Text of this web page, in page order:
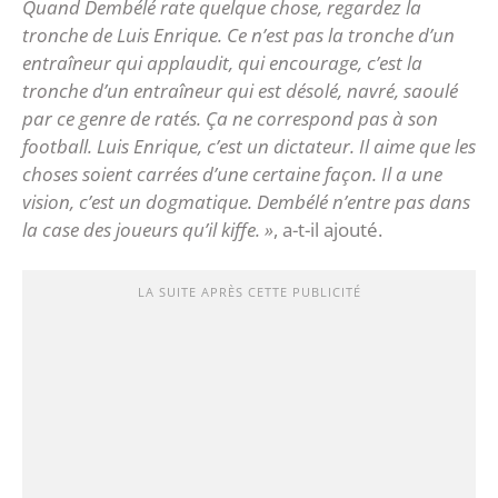
Quand Dembélé rate quelque chose, regardez la
tronche de Luis Enrique. Ce n’est pas la tronche d’un
entraîneur qui applaudit, qui encourage, c’est la
tronche d’un entraîneur qui est désolé, navré, saoulé
par ce genre de ratés. Ça ne correspond pas à son
football. Luis Enrique, c’est un dictateur. Il aime que les
choses soient carrées d’une certaine façon. Il a une
vision, c’est un dogmatique. Dembélé n’entre pas dans
la case des joueurs qu’il kiffe. », a-t-il ajouté.
LA SUITE APRÈS CETTE PUBLICITÉ